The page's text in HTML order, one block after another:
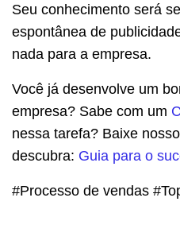
Seu conhecimento será
espontânea de
nada para a empresa.
Você já desenvolve um
empresa? Sabe com um
nessa tarefa? Baixe
descubra: Guia para o
#Processo de vendas